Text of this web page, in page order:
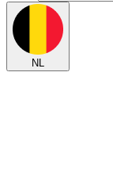
NL